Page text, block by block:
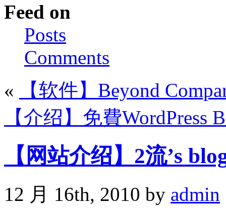
Feed on
Posts
Comments
«
【软件】Beyond
【介绍】免費WordPress
【网站介绍】2流’s
12 月 16th, 2010 by admin